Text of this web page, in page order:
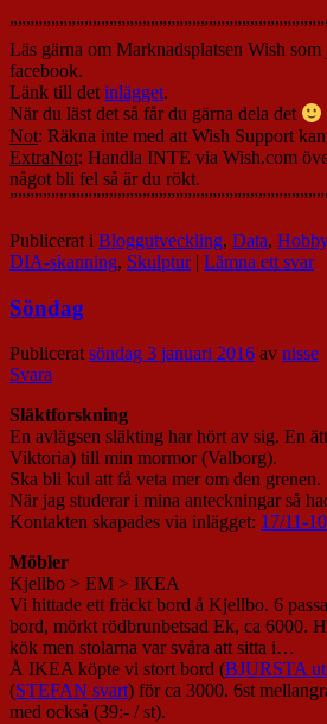
Läs gärna om Marknadsplatsen Wish
facebook.
Länk till detinlägget.
När du läst det så får du gärna dela det
Not: Räkna inte med att Wish Support
ExtraNot: Handla INTE via Wish.com
något bli fel så är du rökt.
Publicerat i Bloggutveckling, Data, Hobby
DIA-skanning, Skulptur | Lämna ett svar
Söndag
Publicerat söndag 3 januari 2016 av nisse
Svara
Släktforskning
En avlägsen släkting har hört av sig. En
Viktoria) till min mormor (Valborg).
Ska bli kul att få veta mer om den grenen.
När jag studerar i mina anteckningar så
Kontakten skapades via inlägget: 17/11-10
Möbler
Kjellbo > EM > IKEA
Vi hittade ett fräckt bord å Kjellbo. 6
bord, mörkt rödbrunbetsad Ek, ca 6000.
kök men stolarna var svåra att sitta i…
Å IKEA köpte vi stort bord (BJURSTA
(STEFAN svart) för ca 3000. 6st
med också (39:- / st).